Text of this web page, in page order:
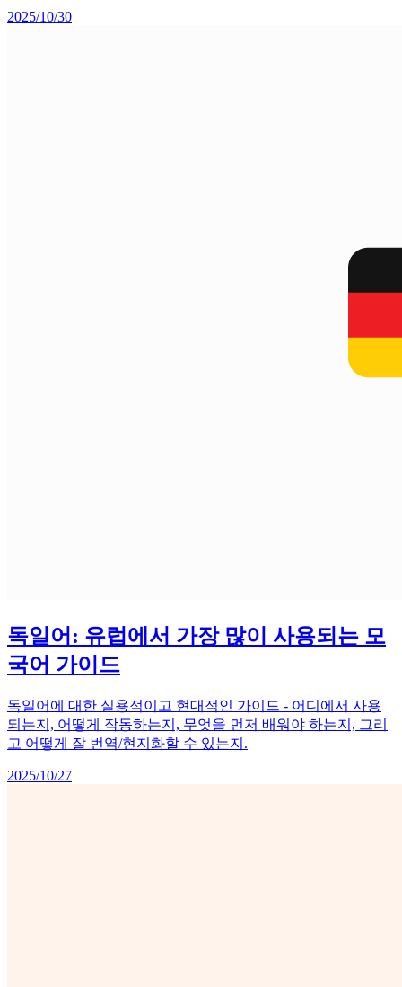
2025/10/30
독일어: 유럽에서 가장 많이 사용되는 모
국어 가이드
독일어에 대한 실용적이고 현대적인 가이드 - 어디에서 사용
되는지, 어떻게 작동하는지, 무엇을 먼저 배워야 하는지, 그리
고 어떻게 잘 번역/현지화할 수 있는지.
2025/10/27